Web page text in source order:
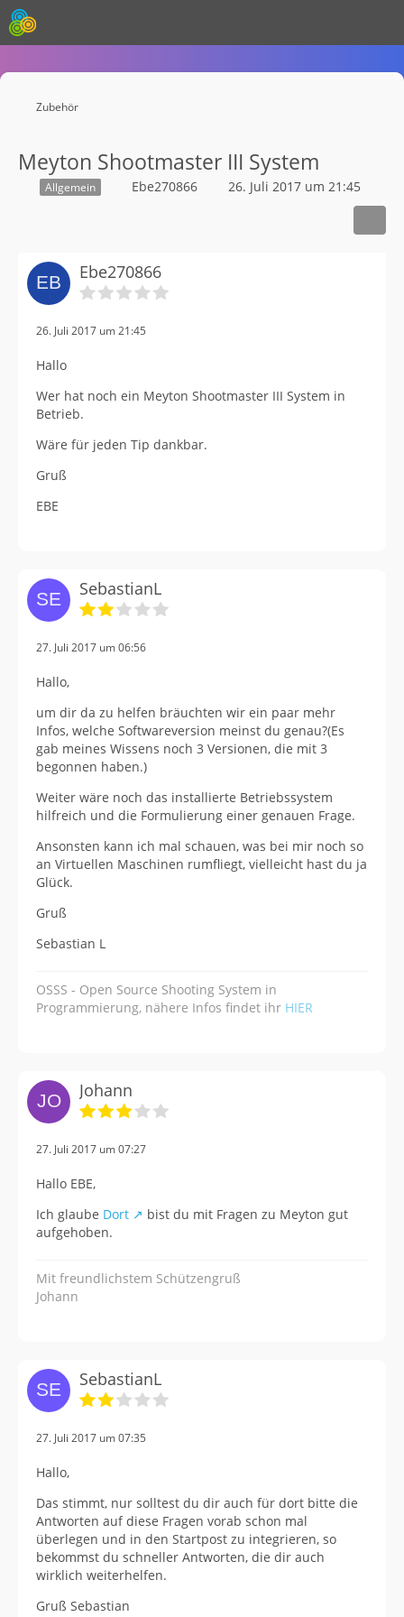
Zubehör
Meyton Shootmaster III System
Allgemein Ebe270866 26. Juli 2017 um 21:45
Ebe270866
26. Juli 2017 um 21:45
Hallo
Wer hat noch ein Meyton Shootmaster III System in
Betrieb.
Wäre für jeden Tip dankbar.
Gruß
EBE
SebastianL
27. Juli 2017 um 06:56
Hallo,
um dir da zu helfen bräuchten wir ein paar mehr
Infos, welche Softwareversion meinst du genau?(Es
gab meines Wissens noch 3 Versionen, die mit 3
begonnen haben.)
Weiter wäre noch das installierte Betriebssystem
hilfreich und die Formulierung einer genauen Frage.
Ansonsten kann ich mal schauen, was bei mir noch so
an Virtuellen Maschinen rumfliegt, vielleicht hast du ja
Glück.
Gruß
Sebastian L
OSSS - Open Source Shooting System in
Programmierung, nähere Infos findet ihr HIER
Johann
27. Juli 2017 um 07:27
Hallo EBE,
Ich glaube Dort
bist du mit Fragen zu Meyton gut
aufgehoben.
Mit freundlichstem Schützengruß
Johann
SebastianL
27. Juli 2017 um 07:35
Hallo,
Das stimmt, nur solltest du dir auch für dort bitte die
Antworten auf diese Fragen vorab schon mal
überlegen und in den Startpost zu integrieren, so
bekommst du schneller Antworten, die dir auch
wirklich weiterhelfen.
Gruß Sebastian